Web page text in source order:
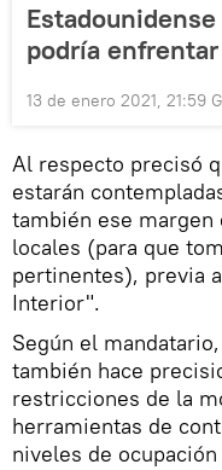
podría
13 de enero 2021, 21:59
Al respecto precisó
estarán
también ese margen
locales (para que
pertinentes), previa
Interior".
Según el
también hace
restricciones de la
herramientas de
niveles de ocupación